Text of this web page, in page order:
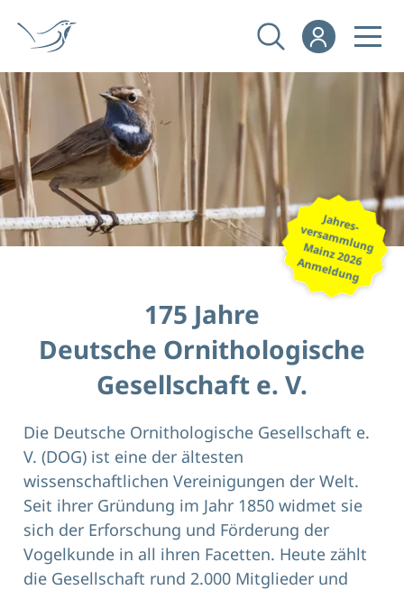
Jahres-
versammlung
Mainz 2026
Anmeldung
175 Jahre
Deutsche Ornithologische
Gesellschaft e. V.
Die Deutsche Ornithologische Gesellschaft e.
V. (DOG) ist eine der ältesten
wissenschaftlichen Vereinigungen der Welt.
Seit ihrer Gründung im Jahr 1850 widmet sie
sich der Erforschung und Förderung der
Vogelkunde in all ihren Facetten. Heute zählt
die Gesellschaft rund 2.000 Mitglieder und